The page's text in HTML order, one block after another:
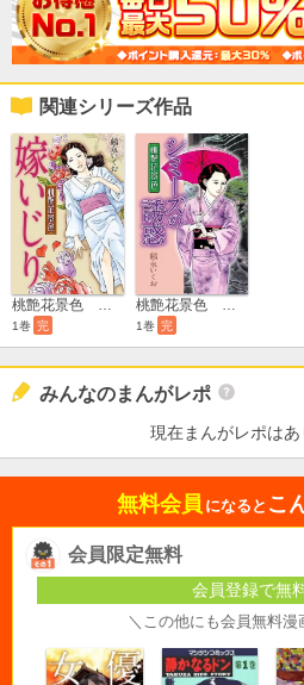
関連シリーズ作品
1巻 完 1巻 完
みんなのまんがレポ
現在まんがレポはあ
無料会員 になると こ
会員限定無料
会員登録で無
＼この他にも会員無料漫